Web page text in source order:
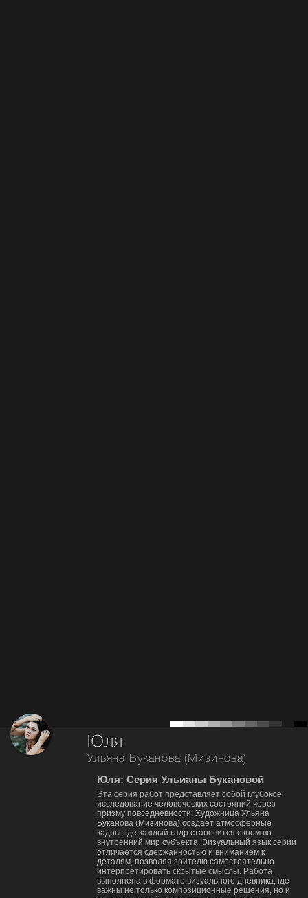
Юля
Ульяна Буканова (Мизинова)
Юля: Серия Ульианы Букановой
Эта серия работ представляет собой глубокое
исследование человеческих состояний через
призму повседневности. Художница Ульяна
Буканова (Мизинова) создает атмосферные
кадры, где каждый кадр становится окном во
внутренний мир субъекта. Визуальный язык серии
отличается сдержанностью и вниманием к
деталям, позволяя зрителю самостоятельно
интерпретировать скрытые смыслы. Работа
выполнена в формате визуального дневника, где
важны не только композиционные решения, но и